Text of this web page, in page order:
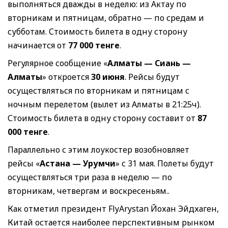
выполняться дважды в неделю: из Актау по
вторникам и пятницам, обратно — по средам и
субботам. Стоимость билета в одну сторону
начинается от 77 000 тенге.
Регулярное сообщение «Алматы — Сиань —
Алматы» откроется30 июня. Рейсы будут
осуществляться по вторникам и пятницам с
ночным перелетом (вылет из Алматы в 21:25ч).
Стоимость билета в одну сторону составит от 87
000 тенге.
Параллельно с этим лоукостер возобновляет
рейсы «Астана — Урумчи» с 31 мая. Полеты будут
осуществляться три раза в неделю — по
вторникам, четвергам и воскресеньям..
Как отметил президент FlyArystan Йохан Эйдхаген,
Китай остается наиболее перспективным рынком